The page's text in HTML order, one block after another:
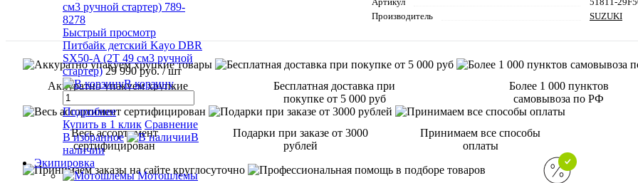
Быстрый просмотр
Питбайк детский Kayo DBR
SX50-A (2T 49 см3 ручной
стартер) 29 990 руб./ шт
В корзину
Подробнее
Купить в 1 клик Сравнение
В избранное
В
наличии
Экипировка
Мотошлемы
Производитель
SUZUKI
Аккуратно упакуем хрупкие
Бесплатная доставка при
покупке от 5 000 руб
Более 1 000 пунктов
самовывоза по РФ
Весь ассортимент
сертифицирован
Подарки при заказе от 3000
рублей
Принимаем все способы
оплаты